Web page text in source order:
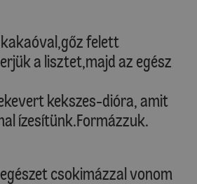
felett
a lisztet,majd az egész
kekszes-dióra, amit
ízesítünk.Formázzuk.
csokimázzal vonom